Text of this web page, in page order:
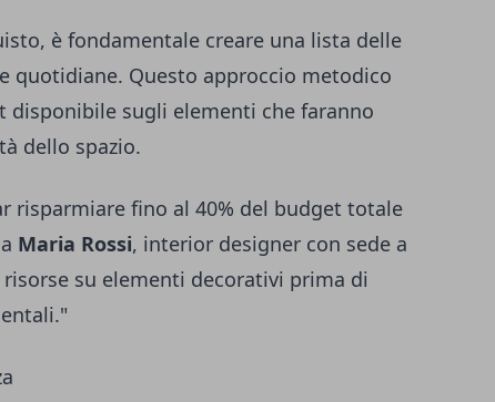
è fondamentale creare una lista delle
quotidiane. Questo approccio metodico
sugli elementi che faranno
dello spazio.
risparmiare fino al 40% del budget totale
Maria Rossi, interior designer con sede a
su elementi decorativi prima di